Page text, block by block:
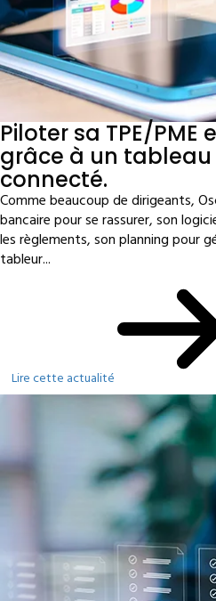
Piloter sa TPE/PME
grâce à un
connecté.
Comme beaucoup de dirigeants,
bancaire pour se rassurer, son
les règlements, son planning pour
tableur...
Lire cette actualité